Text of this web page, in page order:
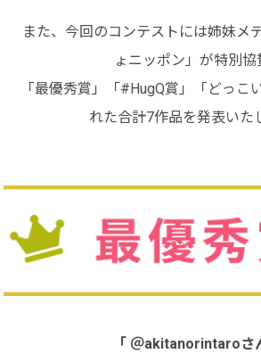
また、今回のコンテストには姉妹メ
ょニッポン」が特別協
「最優秀賞」「#HugQ賞」「どっこ
れた合計7作品を発表いた
「 ＠akitanorintaroさ